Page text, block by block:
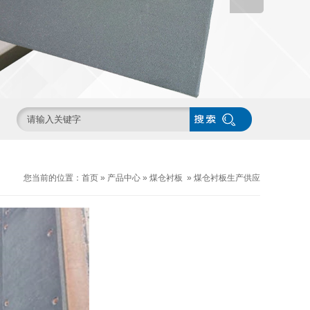
您当前的位置： 首页 » 产品中心 » 煤仓衬板 » 煤仓衬板生产供应